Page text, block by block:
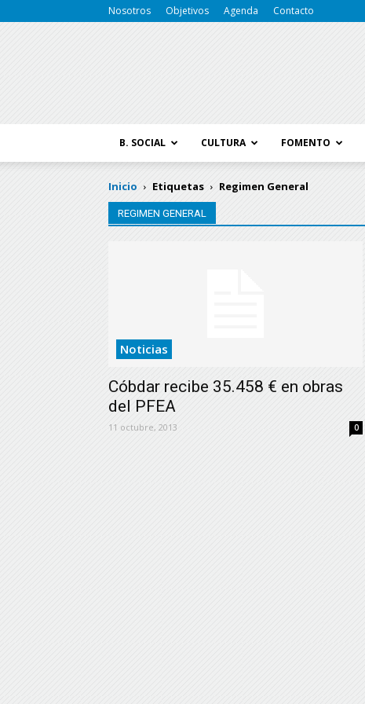
Nosotros Objetivos Agenda Contacto
B. SOCIAL CULTURA FOMENTO
Inicio Etiquetas Regimen General
REGIMEN GENERAL
Noticias
Cóbdar recibe 35.458 € en obras
del PFEA
11 octubre, 2013 0